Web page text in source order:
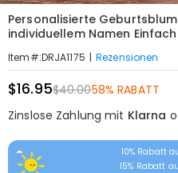
Personalisierte
individuellem Namen
Item#:DRJA1175 | Rezensionen
$16.95$40.0058% RABATT
Zinslose Zahlung mit Klarna
10% Rabatt
15% Rabatt